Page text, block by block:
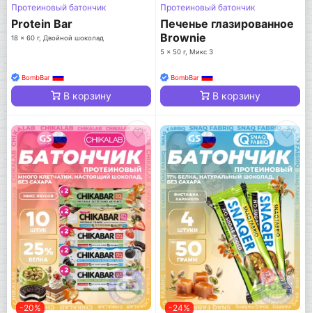
Протеиновый батончик
Protein Bar
18 x 60 г, Двойной шоколад
BombBar
В корзину
Протеиновый батончик
Печенье глазированное
Brownie
5 x 50 г, Микс 3
BombBar
В корзину
-20% -24%